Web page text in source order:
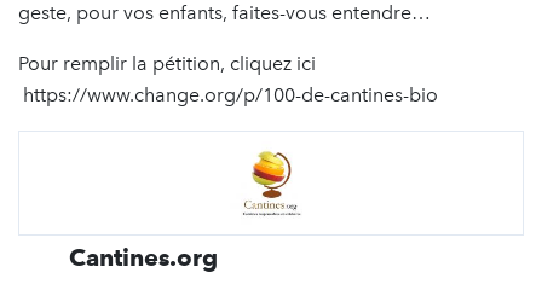
geste, pour vos enfants, faites-vous entendre…
Pour remplir la pétition, cliquez ici
https://www.change.org/p/100-de-cantines-bio
Cantines.org